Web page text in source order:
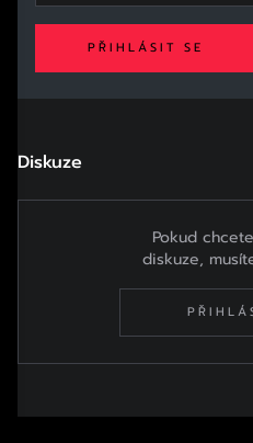
PŘIHLÁSIT SE
Diskuze
Pokud
diskuze,